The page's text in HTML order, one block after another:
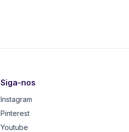
Siga-nos
Instagram
Pinterest
Youtube